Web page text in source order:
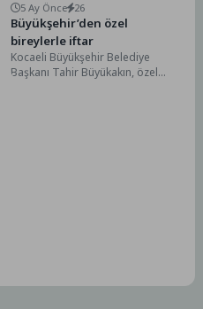
5 Ay Önce 26
Büyükşehir’den özel
bireylerle iftar
Kocaeli Büyükşehir Belediye
Başkanı Tahir Büyükakın, özel